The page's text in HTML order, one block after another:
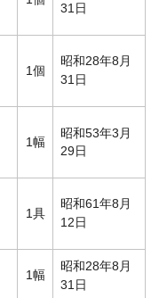
31日
1個
昭和28年8月
31日
1幅
昭和53年3月
29日
1具
昭和61年8月
12日
1幅
昭和28年8月
31日